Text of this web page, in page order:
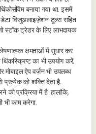
बनाया गया था. इसमें
विजुअलाइज़ेशन टूल्स सहित
स्टॉक ट्रेडर के लिए लाभदायक
क्षमताओं में सुधार कर
का भी उपयोग करें.
मोबाइल ऐप वर्ज़न भी उपलब्ध
प्रत्येक को शक्ति देता है.
की प्रक्रिया में है. हालांकि,
काम करेगा.